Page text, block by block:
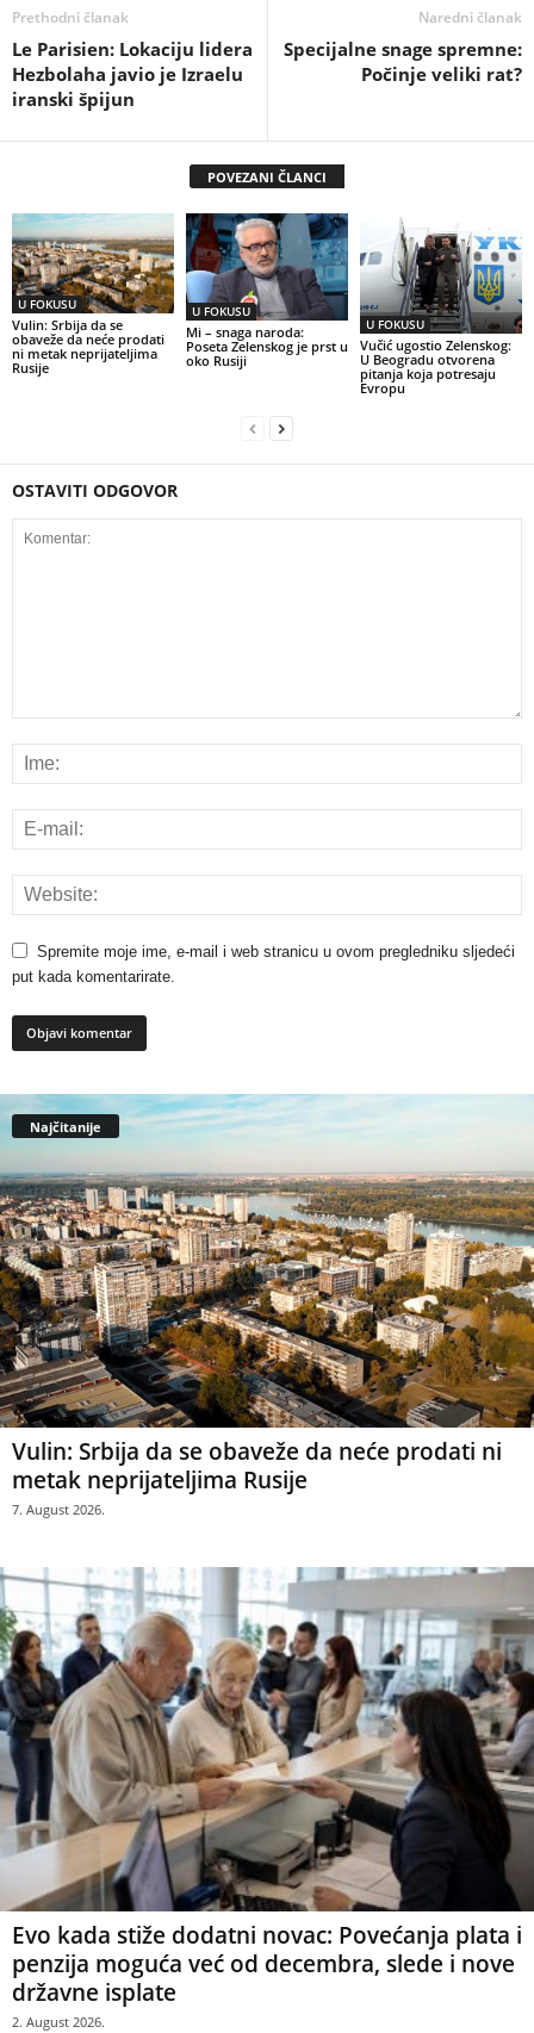
Prethodni članak
Le Parisien: Lokaciju lidera
Hezbolaha javio je Izraelu
iranski špijun
Naredni članak
Specijalne snage spremne:
Počinje veliki rat?
POVEZANI ČLANCI
U FOKUSU
Vulin: Srbija da se
obaveže da neće prodati
ni metak neprijateljima
Rusije
U FOKUSU
Mi – snaga naroda:
Poseta Zelenskog je prst u
oko Rusiji
U FOKUSU
Vučić ugostio Zelenskog:
U Beogradu otvorena
pitanja koja potresaju
Evropu
OSTAVITI ODGOVOR
Spremite moje ime, e-mail i web stranicu u ovom pregledniku sljedeći
put kada komentarirate.
Najčitanije
Vulin: Srbija da se obaveže da neće prodati ni
metak neprijateljima Rusije
7. August 2026.
Evo kada stiže dodatni novac: Povećanja plata i
penzija moguća već od decembra, slede i nove
državne isplate
2. August 2026.